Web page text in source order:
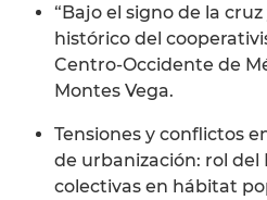
“Bajo el signo de la
histórico del
Centro-Occidente de
Montes Vega.
Tensiones y conflictos
de urbanización: rol del
colectivas en hábitat